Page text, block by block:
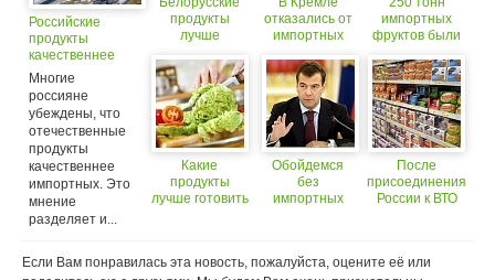
Российские
продукты
качественнее
импортных?
Многие
россияне
убеждены, что
отечественные
продукты
качественнее
импортных. Это
мнение
разделяет и...
продукты
лучше
Какие
продукты
лучше готовить
отказались от
импортных
Обойдемся
без
импортных
импортных
фруктов были
на границе
После
присоединения
России к ВТО
прилавках
Если Вам понравилась эта новость, пожалуйста, оцените её или